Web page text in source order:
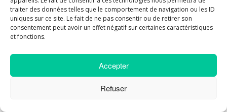
traiter des données telles que le comportement de navigation ou les ID
uniques sur ce site. Le fait de ne pas consentir ou de retirer son
consentement peut avoir un effet négatif sur certaines caractéristiques
et fonctions.
Accepter
Refuser
posture d’acteur par
rapport au
changement
Les personnes ne sont pas toujours en demande